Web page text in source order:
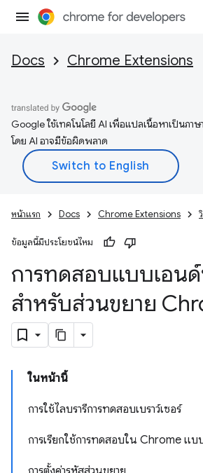
Docs Chrome Extensions
Google ใช้เทคโนโลยี AI เพื่อแปลเนื้อหาเป็นภา
โดย AI อาจมีข้อผิดพลาด
หน้าแรก Docs Chrome Extensions
ข้อมูลนี้มีประโยชน์ไหม
การทดสอบแบบเอน
สำหรับส่วนขยาย
ในหน้านี้
การใช้ไลบรารีการทดสอบเบราว์เซอร์
การเรียกใช้การทดสอบใน Chrome แ